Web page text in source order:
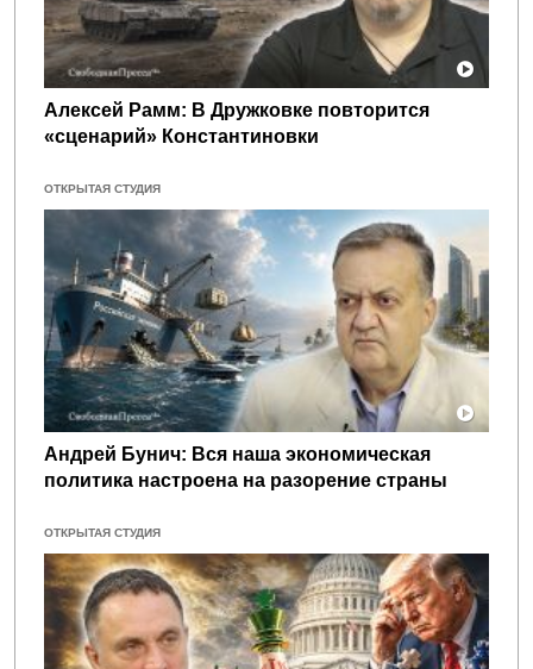
Алексей Рамм: В Дружковке повторится
«сценарий» Константиновки
ОТКРЫТАЯ СТУДИЯ
Андрей Бунич: Вся наша экономическая
политика настроена на разорение страны
ОТКРЫТАЯ СТУДИЯ